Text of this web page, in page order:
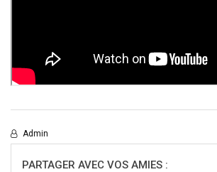
Admin
PARTAGER AVEC VOS AMIES :